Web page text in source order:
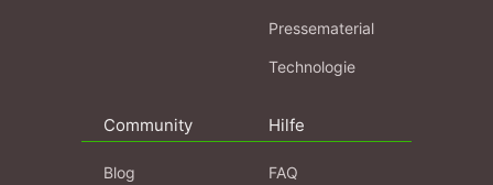
Pressematerial
Technologie
Community
Blog
Hilfe
FAQ